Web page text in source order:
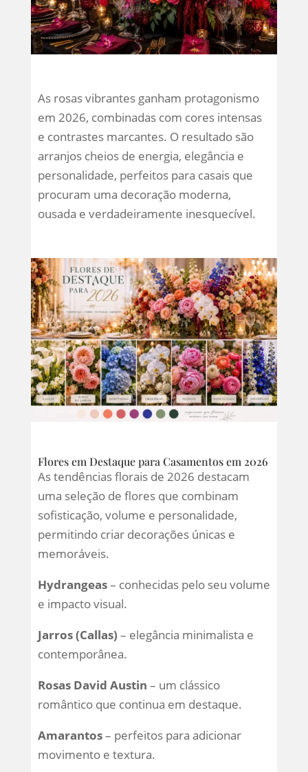
As rosas vibrantes ganham protagonismo
em 2026, combinadas com cores intensas
e contrastes marcantes. O resultado são
arranjos cheios de energia, elegância e
personalidade, perfeitos para casais que
procuram uma decoração moderna,
ousada e verdadeiramente inesquecível.
Flores em Destaque para Casamentos em 2026
As tendências florais de 2026 destacam
uma seleção de flores que combinam
sofisticação, volume e personalidade,
permitindo criar decorações únicas e
memoráveis.
Hydrangeas– conhecidas pelo seu volume
e impacto visual.
Jarros (Callas) – elegância minimalista e
contemporânea.
Rosas David Austin – um clássico
romântico que continua em destaque.
Amarantos– perfeitos para adicionar
movimento e textura.